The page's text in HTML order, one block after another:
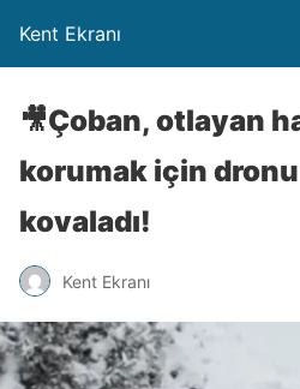
Kent Ekranı
🎥Çoban, otlayan
korumak için
kovaladı!
Kent Ekranı